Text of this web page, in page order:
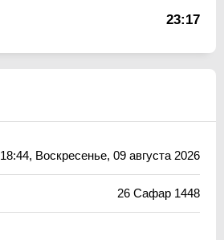
23:17
18:44, Воскресенье, 09 августа 2026
26 Сафар 1448